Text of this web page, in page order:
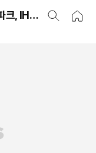
홀리데이 인 익스프레스 타이중 파크, IHG 호텔, 타이중(臺中), 대만